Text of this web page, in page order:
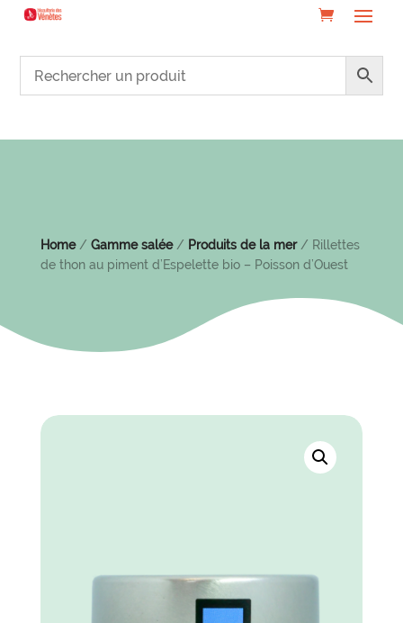
Home/ Gamme salée/ Produits de la mer/ Rillettes
de thon au piment d’Espelette bio – Poisson d’Ouest